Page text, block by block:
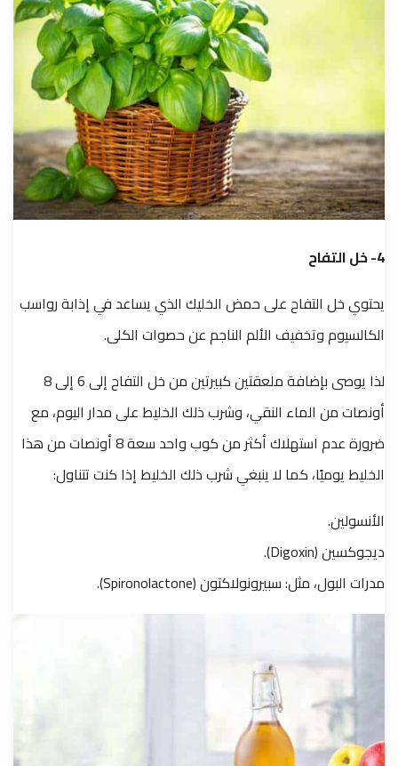
4- خل التفاح
يحتوي خل التفاح على حمض الخليك الذي يساعد في إذابة رواسب
الكالسيوم وتخفيف الألم الناجم عن حصوات الكلى.
لذا يوصى بإضافة ملعقتين كبيرتين من خل التفاح إلى 6 إلى 8
أونصات من الماء النقي، وشرب ذلك الخليط على مدار اليوم، مع
ضرورة عدم استهلاك أكثر من كوب واحد سعة 8 أونصات من هذا
الخليط يوميًا، كما لا ينبغي شرب ذلك الخليط إذا كنت تتناول:
الأنسولين.
ديجوكسين (Digoxin).
مدرات البول، مثل: سبيرونولاكتون (Spironolactone).